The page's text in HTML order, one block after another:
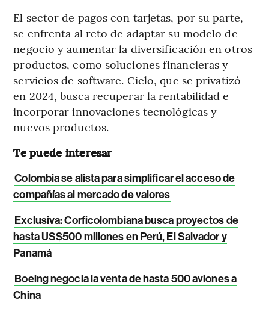
El sector de pagos con tarjetas, por su parte,
se enfrenta al reto de adaptar su modelo de
negocio y aumentar la diversificación en otros
productos, como soluciones financieras y
servicios de software. Cielo, que se privatizó
en 2024, busca recuperar la rentabilidad e
incorporar innovaciones tecnológicas y
nuevos productos.
Te puede interesar
Colombia se alista para simplificar el acceso de
compañías al mercado de valores
Exclusiva: Corficolombiana busca proyectos de
hasta US$500 millones en Perú, El Salvador y
Panamá
Boeing negocia la venta de hasta 500 aviones a
China